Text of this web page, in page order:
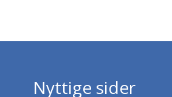
Nyttige sider